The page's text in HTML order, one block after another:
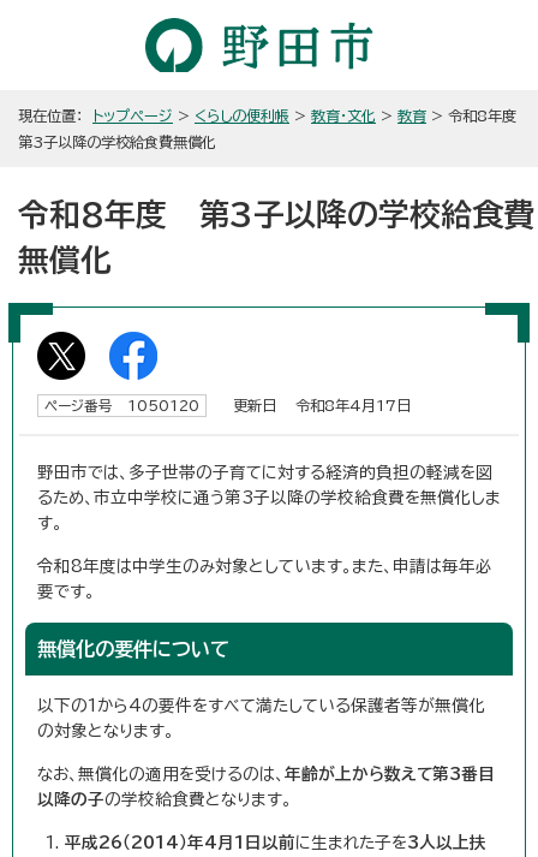
現在位置： トップページ > くらしの便利帳 > 教育・文化 > 教育 > 令和8年度
第3子以降の学校給食費無償化
令和8年度 第3子以降の学校給食費
無償化
ページ番号 1050120 更新日 令和8年4月17日
野田市では、多子世帯の子育てに対する経済的負担の軽減を図
るため、市立中学校に通う第3子以降の学校給食費を無償化しま
す。
令和8年度は中学生のみ対象としています。また、申請は毎年必
要です。
無償化の要件について
以下の1から4の要件をすべて満たしている保護者等が無償化
の対象となります。
なお、無償化の適用を受けるのは、 年齢が上から数えて第3番目
以降の子の学校給食費となります。
平成26（2014）年4月1日以前に生まれた子を3人以上扶